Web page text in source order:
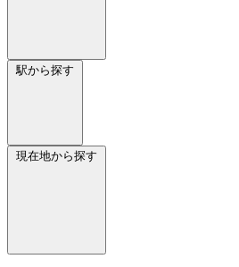
駅から探す
現在地から探す